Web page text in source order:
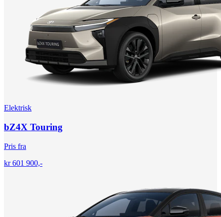
Elektrisk
bZ4X Touring
Pris fra
kr 601 900,-